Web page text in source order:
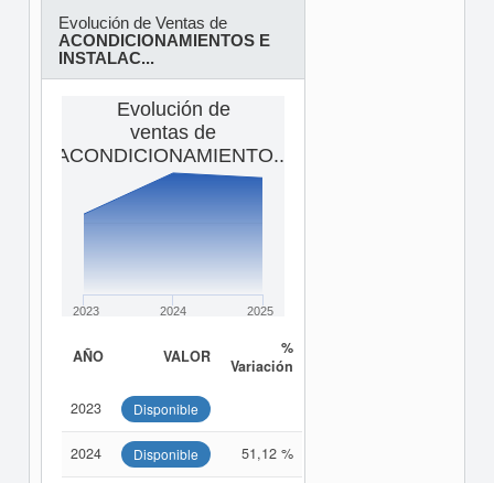
Evolución de Ventas de
ACONDICIONAMIENTOS E
INSTALAC...
Evolución de
ventas de
ACONDICIONAMIENTO...
2023 2024 2025
AÑO VALOR
%
Variación
2023 Disponible
2024 Disponible 51,12 %